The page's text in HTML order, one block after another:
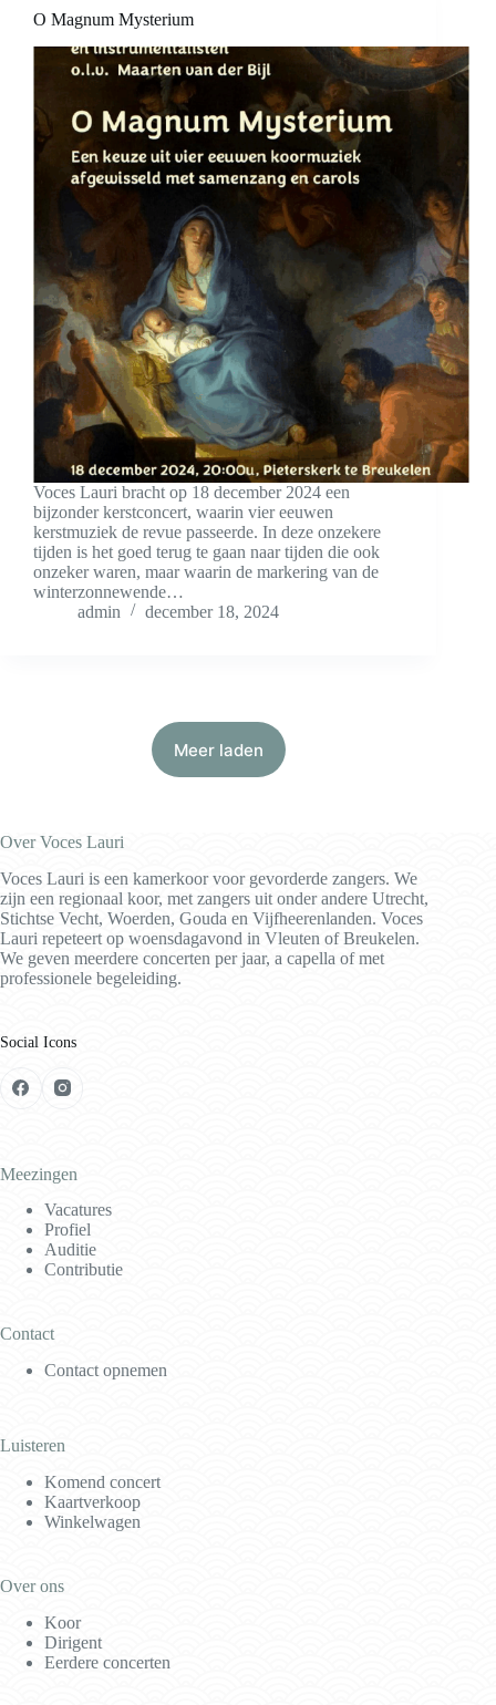
O Magnum Mysterium
Voces Lauri bracht op 18 december 2024 een
bijzonder kerstconcert, waarin vier eeuwen
kerstmuziek de revue passeerde. In deze onzekere
tijden is het goed terug te gaan naar tijden die ook
onzeker waren, maar waarin de markering van de
winterzonnewende…
admin
december 18, 2024
Meer laden
Over Voces Lauri
Voces Lauri is een kamerkoor voor gevorderde zangers. We
zijn een regionaal koor, met zangers uit onder andere Utrecht,
Stichtse Vecht, Woerden, Gouda en Vijfheerenlanden. Voces
Lauri repeteert op woensdagavond in Vleuten of Breukelen.
We geven meerdere concerten per jaar, a capella of met
professionele begeleiding.
Social Icons
Meezingen
Vacatures
Profiel
Auditie
Contributie
Contact
Contact opnemen
Luisteren
Komend concert
Kaartverkoop
Winkelwagen
Over ons
Koor
Dirigent
Eerdere concerten